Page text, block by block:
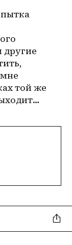
другие
той же